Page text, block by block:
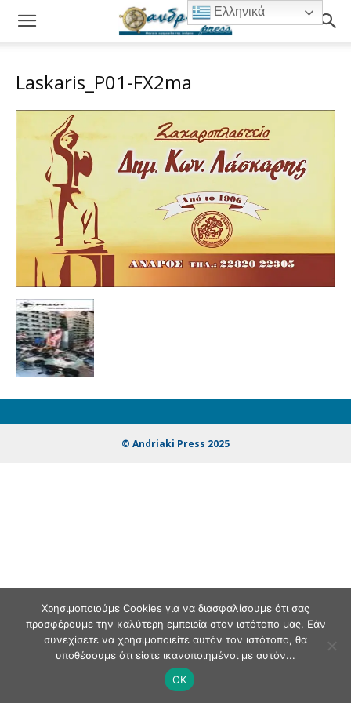
Laskaris_P01-FX2ma
© Andriaki Press 2025
Ελληνικά
Χρησιμοποιούμε Cookies για να διασφαλίσουμε ότι σας
προσφέρουμε την καλύτερη εμπειρία στον ιστότοπο μας. Εάν
συνεχίσετε να χρησιμοποιείτε αυτόν τον ιστότοπο, θα
υποθέσουμε ότι είστε ικανοποιημένοι με αυτόν...
OK